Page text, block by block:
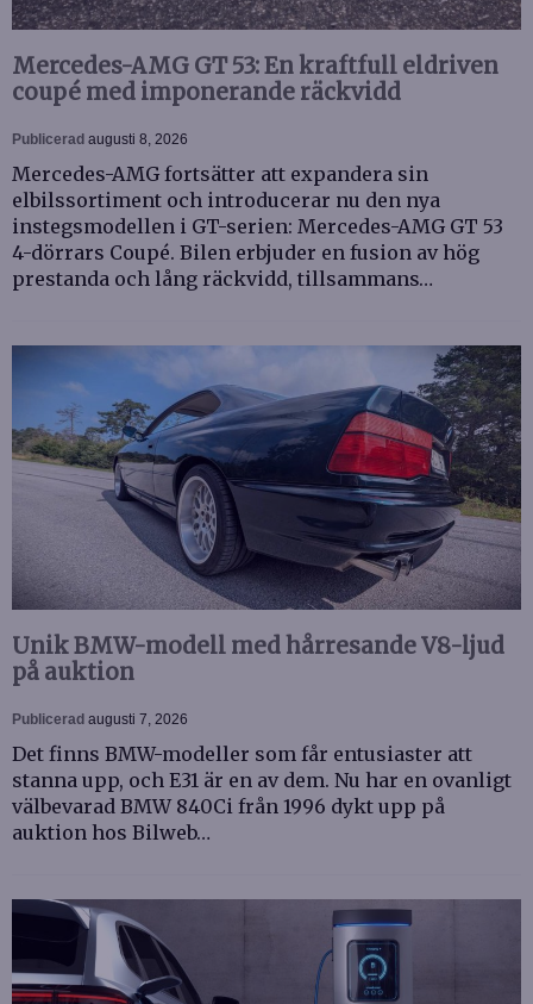
Mercedes-AMG GT 53: En kraftfull eldriven
coupé med imponerande räckvidd
Publicerad augusti 8, 2026
Mercedes-AMG fortsätter att expandera sin
elbilssortiment och introducerar nu den nya
instegsmodellen i GT-serien: Mercedes-AMG GT 53
4-dörrars Coupé. Bilen erbjuder en fusion av hög
prestanda och lång räckvidd, tillsammans…
Unik BMW-modell med hårresande V8-ljud
på auktion
Publicerad augusti 7, 2026
Det finns BMW-modeller som får entusiaster att
stanna upp, och E31 är en av dem. Nu har en ovanligt
välbevarad BMW 840Ci från 1996 dykt upp på
auktion hos Bilweb…